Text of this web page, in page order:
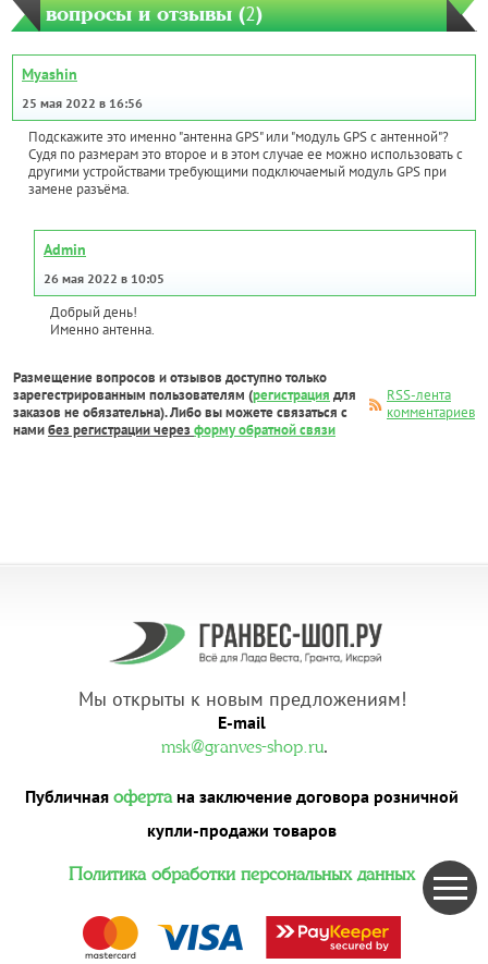
вопросы и отзывы (2)
Myashin
25 мая 2022 в 16:56
Подскажите это именно "антенна GPS" или "модуль GPS с антенной"?
Судя по размерам это второе и в этом случае ее можно использовать с
другими устройствами требующими подключаемый модуль GPS при
замене разъёма.
Admin
26 мая 2022 в 10:05
Добрый день!
Именно антенна.
Размещение вопросов и отзывов доступно только
зарегестрированным пользователям (регистрация для
заказов не обязательна). Либо вы можете связаться с
намибез регистрации через форму обратной связи
RSS-лента
комментариев
Мы открыты к новым предложениям!
E-mail
msk@granves-shop.ru.
Публичная офертана заключение договора розничной
купли-продажи товаров
Политика обработки персональных данных